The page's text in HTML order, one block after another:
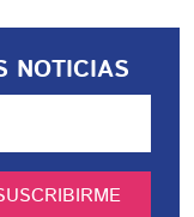
NOTICIAS